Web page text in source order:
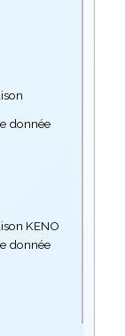
donnée
KENO
donnée